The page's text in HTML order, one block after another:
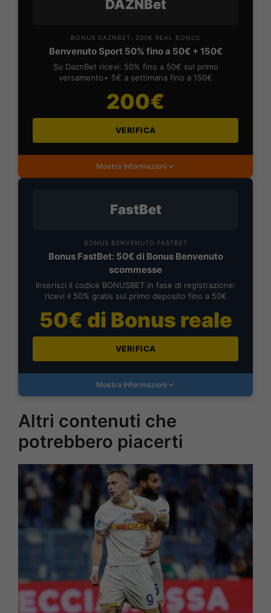
DAZNBet
BONUS DAZNBET: 200€ REAL BONUS
Benvenuto Sport 50% fino a 50€ + 150€
Su DaznBet ricevi: 50% fino a 50€ sul primo
versamento+ 5€ a settimana fino a 150€
200€
VERIFICA
Mostra Informazioni
FastBet
BONUS BENVENUTO FASTBET
Bonus FastBet: 50€ di Bonus Benvenuto
scommesse
Inserisci il codice BONUSBET in fase di registrazione:
ricevi il 50% gratis sul primo deposito fino a 50€
50€ di Bonus reale
VERIFICA
Mostra Informazioni
Altri contenuti che
potrebbero piacerti